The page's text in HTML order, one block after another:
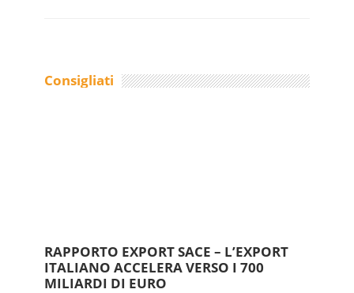
Consigliati
RAPPORTO EXPORT SACE – L’EXPORT
ITALIANO ACCELERA VERSO I 700
MILIARDI DI EURO